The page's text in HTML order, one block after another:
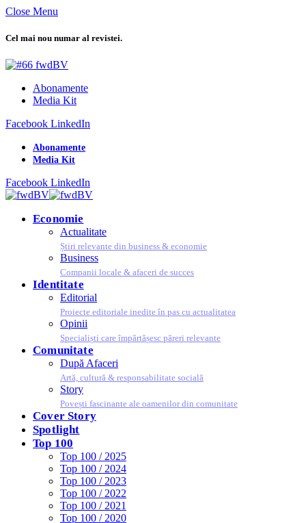
Close Menu
Cel mai nou numar al revistei.
Abonamente
Media Kit
Facebook LinkedIn
Abonamente
Media Kit
Facebook LinkedIn
Economie
Actualitate
Știri relevante din business & economie
Business
Companii locale & afaceri de succes
Identitate
Editorial
Proiecte editoriale inedite în pas cu actualitatea
Opinii
Specialiști care împărtășesc păreri relevante
Comunitate
După Afaceri
Artă, cultură & responsabilitate socială
Story
Povești fascinante ale oamenilor din comunitate
Cover Story
Spotlight
Top 100
Top 100 / 2025
Top 100 / 2024
Top 100 / 2023
Top 100 / 2022
Top 100 / 2021
Top 100 / 2020